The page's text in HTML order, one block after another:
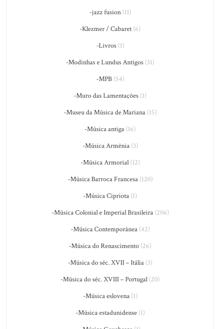
-jazz fusion(11)
-Klezmer / Cabaret (6)
-Livros(1)
-Modinhas e Lundus Antigos (31)
-MPB(54)
-Muro das Lamentações (1)
-Museu da Música de Mariana(15)
-Música antiga (16)
-Música Armênia(3)
-Música Armorial(12)
-Música Barroca Francesa(120)
-Música Cipriota (1)
-Música Colonial e Imperial Brasileira(206)
-Música Contemporânea(42)
-Música do Renascimento (26)
-Música do séc. XVII – Itália (3)
-Música do séc. XVIII – Portugal (20)
-Música eslovena(1)
-Música estadunidense(1)